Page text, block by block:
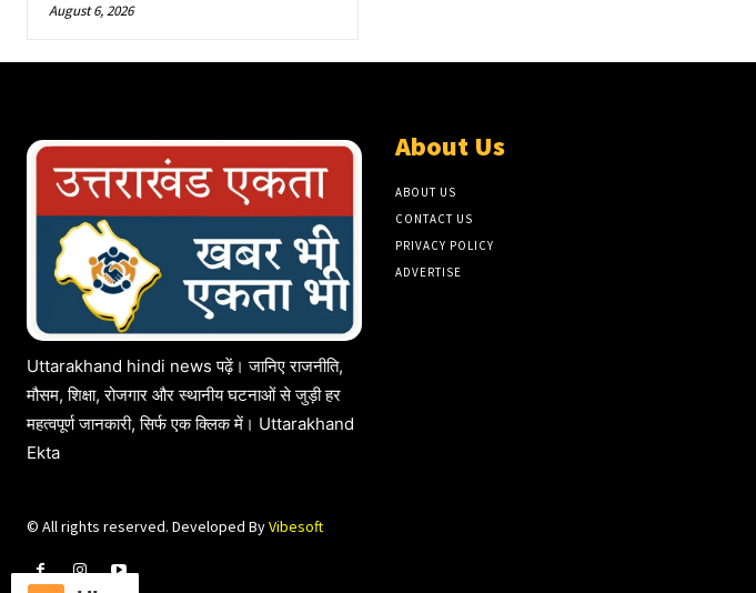
August 6, 2026
Uttarakhand hindi news पढ़ें। जानिए राजनीति,
मौसम, शिक्षा, रोजगार और स्थानीय घटनाओं से जुड़ी हर
महत्वपूर्ण जानकारी, सिर्फ एक क्लिक में। Uttarakhand
Ekta
© All rights reserved. Developed ByVibesoft
About Us
ABOUT US
CONTACT US
PRIVACY POLICY
ADVERTISE